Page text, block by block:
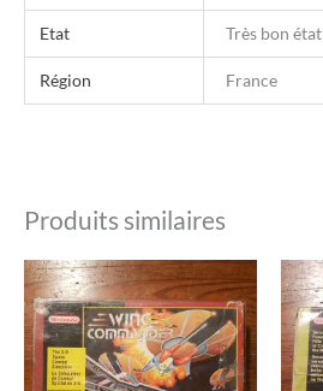
Etat Très bon état
Région France
Produits similaires